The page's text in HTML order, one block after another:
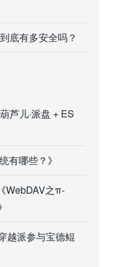
底有多安全吗？
芦儿·派盘 + ES
有哪些？ 》
WebDAV之π-
越派参与宝德鲲